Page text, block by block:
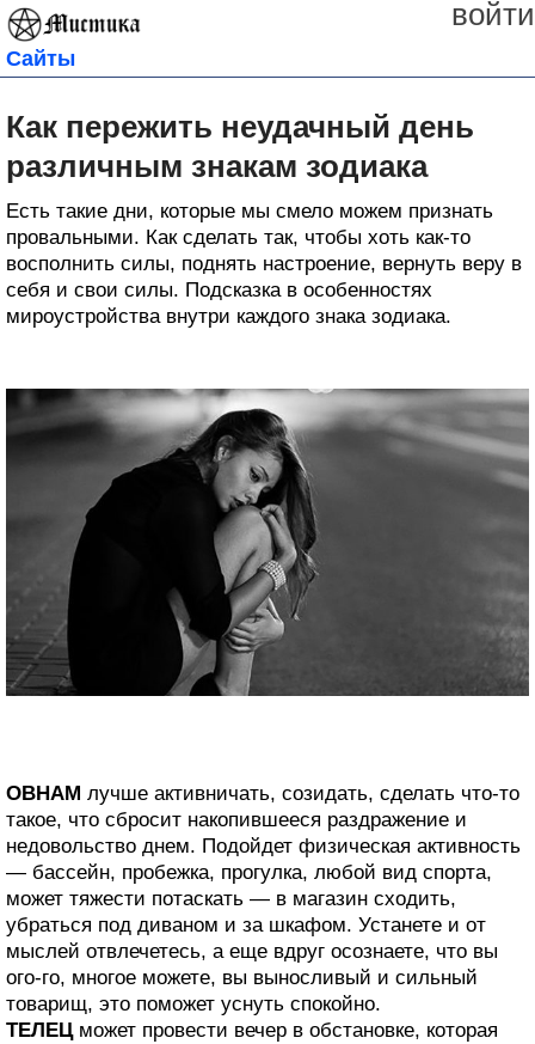
войти
Сайты
Как пережить неудачный день
различным знакам зодиака
Есть такие дни, которые мы смело можем признать
провальными. Как сделать так, чтобы хоть как-то
восполнить силы, поднять настроение, вернуть веру в
себя и свои силы. Подсказка в особенностях
мироустройства внутри каждого знака зодиака.
ОВНАМ лучше активничать, созидать, сделать что-то
такое, что сбросит накопившееся раздражение и
недовольство днем. Подойдет физическая активность
— бассейн, пробежка, прогулка, любой вид спорта,
может тяжести потаскать — в магазин сходить,
убраться под диваном и за шкафом. Устанете и от
мыслей отвлечетесь, а еще вдруг осознаете, что вы
ого-го, многое можете, вы выносливый и сильный
товарищ, это поможет уснуть спокойно.
ТЕЛЕЦможет провести вечер в обстановке, которая